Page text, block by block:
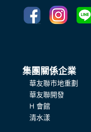
集團關係企業
華友聯市地重劃
華友聯開發
H 會館
清水漾